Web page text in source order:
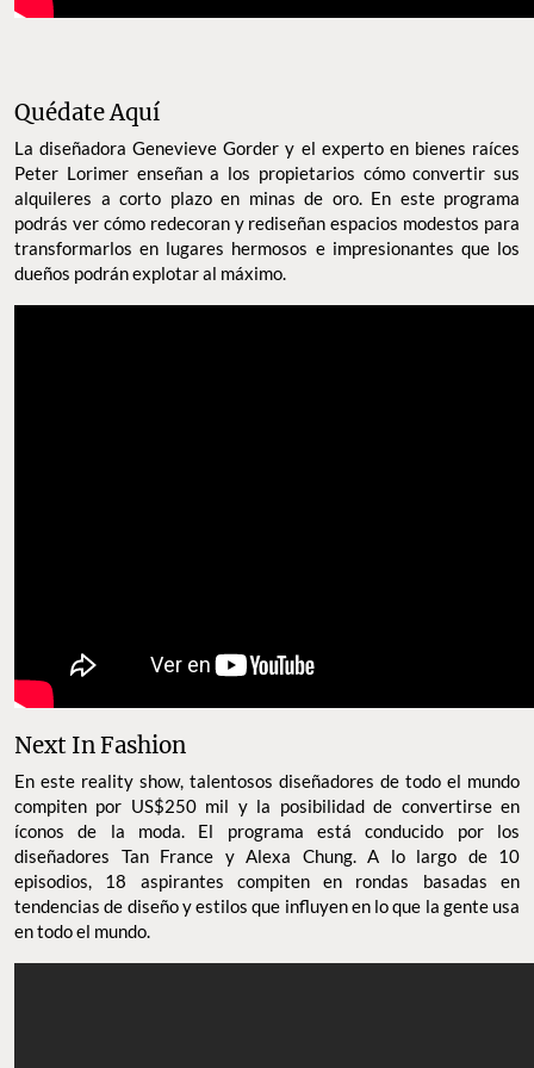
Quédate Aquí
La diseñadora Genevieve Gorder y el experto en bienes raíces
Peter Lorimer enseñan a los propietarios cómo convertir sus
alquileres a corto plazo en minas de oro. En este programa
podrás ver cómo redecoran y rediseñan espacios modestos para
transformarlos en lugares hermosos e impresionantes que los
dueños podrán explotar al máximo.
Next In Fashion
En este reality show, talentosos diseñadores de todo el mundo
compiten por US$250 mil y la posibilidad de convertirse en
íconos de la moda. El programa está conducido por los
diseñadores Tan France y Alexa Chung. A lo largo de 10
episodios, 18 aspirantes compiten en rondas basadas en
tendencias de diseño y estilos que influyen en lo que la gente usa
en todo el mundo.